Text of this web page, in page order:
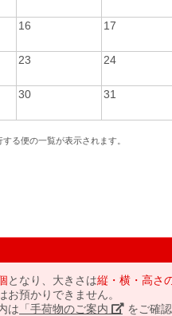
16 17
23 24
30 31
る便の一覧が表示されます。
となり、大きさは縦・横・高さ
お預かりできません。
は 「手荷物のご案内」 をご確